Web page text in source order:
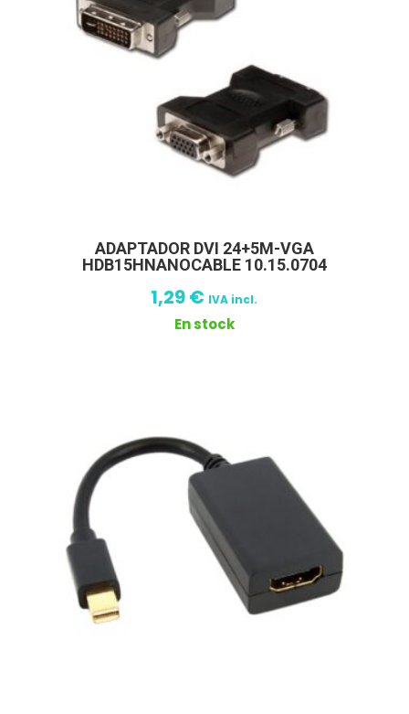
ADAPTADOR DVI 24+5M-VGA
HDB15HNANOCABLE 10.15.0704
1,29€ IVA incl.
En stock